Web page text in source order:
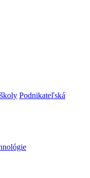
Podnikateľská